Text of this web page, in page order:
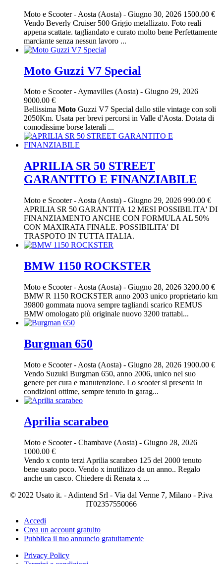
Moto e Scooter- Aosta (Aosta) - Giugno 30, 2026 1500.00 €
Vendo Beverly Cruiser 500 Grigio metallizato. Foto reali
appena scattate. tagliandato e curato molto bene Perfettamente
marciante senza nessun lavoro ...
Moto Guzzi V7 Special
Moto e Scooter-Aymavilles (Aosta) - Giugno 29, 2026
9000.00 €
Bellissima Moto Guzzi V7 Special dallo stile vintage con soli
2050Km. Usata per brevi percorsi in Valle d'Aosta. Dotata di
comodissime borse laterali ...
APRILIA SR 50 STREET
GARANTITO E FINANZIABILE
Moto e Scooter- Aosta (Aosta) - Giugno 29, 2026 990.00 €
APRILIA SR 50 GARANTITA 12 MESI POSSIBILITA' DI
FINANZIAMENTO ANCHE CON FORMULA AL 50%
CON MAXIRATA FINALE. POSSIBILITA' DI
TRASPOTO IN TUTTA ITALIA.
BMW 1150 ROCKSTER
Moto e Scooter- Aosta (Aosta) - Giugno 28, 2026 3200.00 €
BMW R 1150 ROCKSTER anno 2003 unico proprietario km
39800 gommata nuova sempre tagliandi scarico REMUS
BMW omologato più originale nuovo 3200 trattabi...
Burgman 650
Moto e Scooter- Aosta (Aosta) - Giugno 28, 2026 1900.00 €
Vendo Suzuki Burgman 650, anno 2006, unico nel suo
genere per cura e manutenzione. Lo scooter si presenta in
condizioni ottime, sempre tenuto in garag...
Aprilia scarabeo
Moto e Scooter- Chambave (Aosta) - Giugno 28, 2026
1000.00 €
Vendo x conto terzi Aprilia scarabeo 125 del 2000 tenuto
bene usato poco. Vendo x inutilizzo da un anno.. Regalo
anche un casco. Chiedere di Renata x ...
© 2022 Usato it. - Adintend Srl - Via dal Verme 7, Milano - P.iva
IT02357550066
Accedi
Crea un account gratuito
Pubblica il tuo annuncio gratuitamente
Privacy Policy